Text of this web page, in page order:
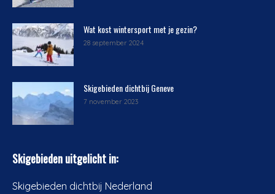
Wat kost wintersport met je gezin?
28 september 2024
Skigebieden dichtbij Geneve
7 november 2023
Skigebieden uitgelicht in:
Skigebieden dichtbij Nederland